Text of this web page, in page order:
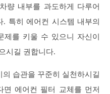
량 내부를 과도하게 다루어
특히 에어컨 시스템 내부의
를 키울 수 있으니 자신이
시길 권합니다.
습관을 꾸준히 실천하시길
면 에어컨 필터 교체를 먼저